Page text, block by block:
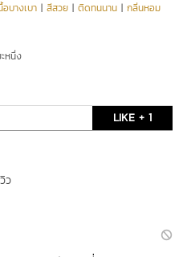
อบางเบา |สีสวย |ติดทนนาน |กลิ่นหอม
หนึ่ง
LIKE + 1
ว